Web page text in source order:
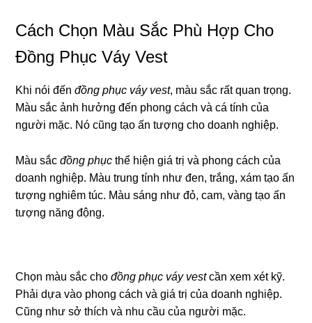
Cách Chọn Màu Sắc Phù Hợp Cho
Đồng Phục Váy Vest
Khi nói đếnđồng phục váy vest, màu sắc rất quan trọng.
Màu sắc ảnh hưởng đến phong cách và cá tính của
người mặc. Nó cũng tạo ấn tượng cho doanh nghiệp.
Màu sắcđồng phục thể hiện giá trị và phong cách của
doanh nghiệp. Màu trung tính như đen, trắng, xám tạo ấn
tượng nghiêm túc. Màu sáng như đỏ, cam, vàng tạo ấn
tượng năng động.
Chọn màu sắc chođồng phục váy vestcần xem xét kỹ.
Phải dựa vào phong cách và giá trị của doanh nghiệp.
Cũng như sở thích và nhu cầu của người mặc.